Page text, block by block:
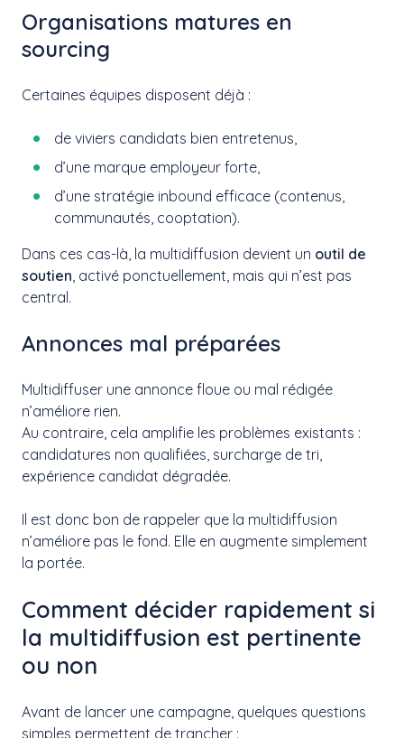
Organisations matures en
sourcing
Certaines équipes disposent déjà :
de viviers candidats bien entretenus,
d’une marque employeur forte,
d’une stratégie inbound efficace (contenus,
communautés, cooptation).
Dans ces cas-là, la multidiffusion devient un outil de
soutien, activé ponctuellement, mais qui n’est pas
central.
Annonces mal préparées
Multidiffuser une annonce floue ou mal rédigée
n’améliore rien.
Au contraire, cela amplifie les problèmes existants :
candidatures non qualifiées, surcharge de tri,
expérience candidat dégradée.
Il est donc bon de rappeler que la multidiffusion
n’améliore pas le fond. Elle en augmente simplement
la portée.
Comment décider rapidement si
la multidiffusion est pertinente
ou non
Avant de lancer une campagne, quelques questions
simples permettent de trancher :